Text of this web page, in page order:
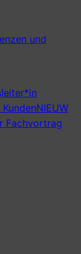
und
NIEUW
Fachvortrag